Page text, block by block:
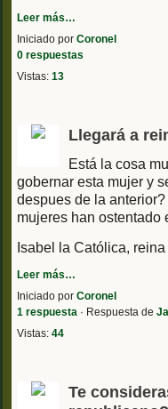
Leer más…
Iniciado por Coronel
0 respuestas
Vistas: 13
Llegará a
Está la cosa
gobernar esta mujer y
despues de la
mujeres han ostentado
Isabel la Católica,
Leer más…
Iniciado por Coronel
1 respuesta · Respuesta de
Vistas: 44
Te